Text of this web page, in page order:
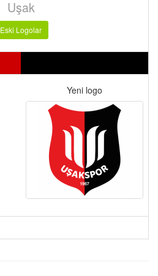
Uşak
Eski Logolar
Yeni logo